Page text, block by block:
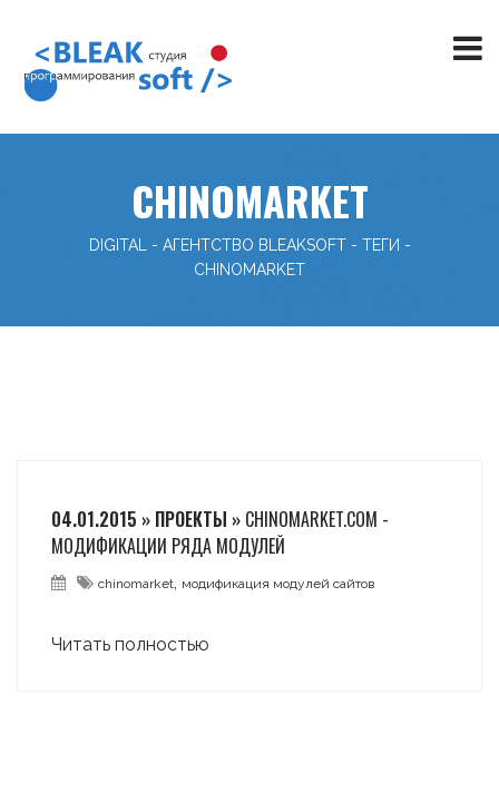
CHINOMARKET
DIGITAL - АГЕНТСТВО BLEAKSOFT - ТЕГИ -
CHINOMARKET
04.01.2015 » ПРОЕКТЫ » CHINOMARKET.COM -
МОДИФИКАЦИИ РЯДА МОДУЛЕЙ
chinomarket, модификация модулей сайтов
Читать полностью